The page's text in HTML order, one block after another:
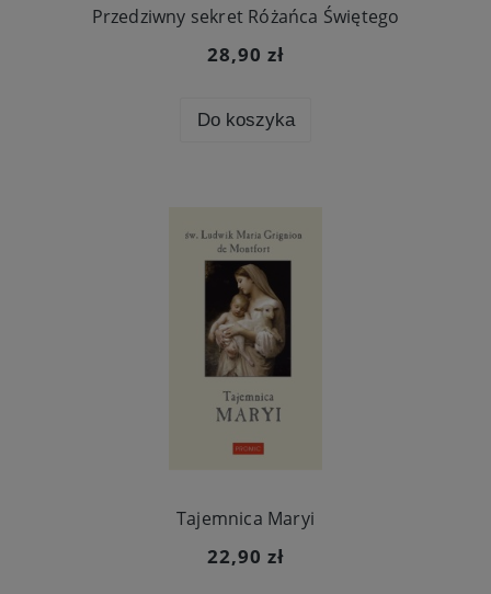
Przedziwny sekret Różańca Świętego
28,90 zł
Do koszyka
Tajemnica Maryi
22,90 zł